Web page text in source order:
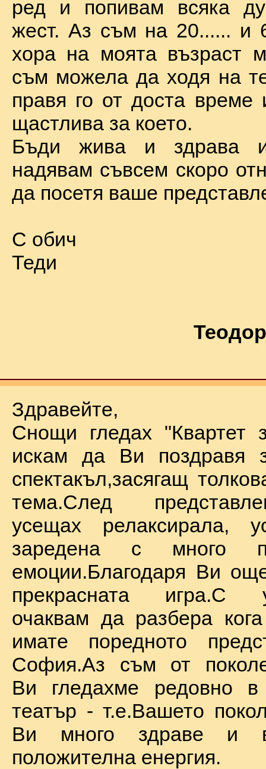
ред и попивам всяка
жест. Аз съм на 20...... и
хора на моята възраст
съм можела да ходя на
правя го от доста време
щастлива за което.
Бъди жива и здрава
надявам съвсем скоро
да посетя ваше
С обич
Теди
Здравейте,
Снощи гледах "Квартет
искам да Ви поздравя
спектакъл,засягащ
тема.След
усещах релаксирала,
заредена с много
емоции.Благодаря Ви
прекрасната игра.С
очаквам да разбера
имате поредното
София.Аз съм от
Ви гледахме редовно
театър - т.е.Вашето
Ви много здраве и
положителна енергия.